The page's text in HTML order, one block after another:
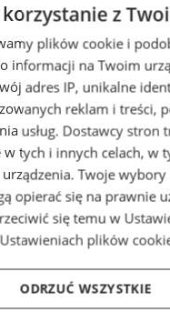
pomocwydarzenia
z
plików cookie i
informacji na Twoim
adres IP, unikalne
reklam i treści,
usług. Dostawcy stron
w tych i innych celach, w
Twoje
opierać się na prawnie
się temu w
Ustawieniach plików
ODRZUĆ WSZYSTKIE